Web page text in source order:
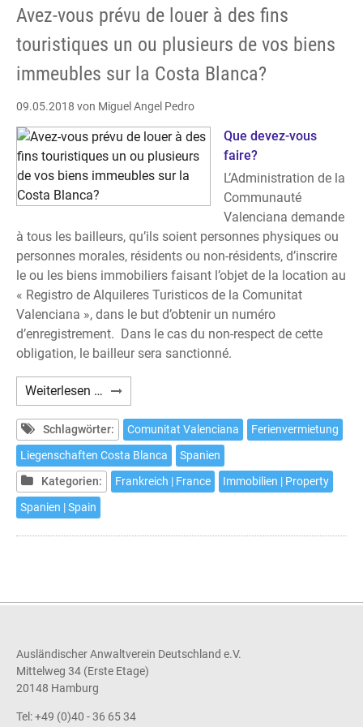
Бланке
планируете
сдавать
в
краткосрочную
аренду
туристам
отдыхающим?
Avez-vous prévu de louer à des fins
touristiques un ou plusieurs de vos biens
immeubles sur la Costa Blanca?
09.05.2018 von Miguel Angel Pedro
Que devez-vous
faire?
L’Administration de la
Communauté
Valenciana demande
à tous les bailleurs, qu’ils soient personnes physiques ou
personnes morales, résidents ou non-résidents, d’inscrire
le ou les biens immobiliers faisant l’objet de la location au
« Registro de Alquileres Turisticos de la Comunitat
Valenciana », dans le but d’obtenir un numéro
d’enregistrement. Dans le cas du non-respect de cette
obligation, le bailleur sera sanctionné.
Weiterlesen … Avez-
vous
prévu
de
louer
à
plusieurs
biens
immeubles
la
Schlagwörter: Comunitat Valenciana
Ferienvermietung
Liegenschaften Costa Blanca
Spanien
Kategorien:
Frankreich | France
Immobilien | Property
Spanien | Spain
Ausländischer Anwaltverein Deutschland e.V.
Mittelweg 34 (Erste Etage)
20148 Hamburg
Tel: +49 (0)40 - 36 65 34